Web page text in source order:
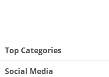
Top Categories
Social Media